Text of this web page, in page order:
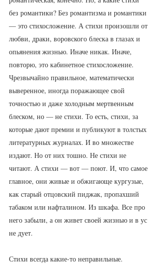
без романтики? Без романтизма и романтики
— это стихосложение. А стихи произошли от
любви, драки, воровского блеска в глазах и
опьянения жизнью. Иначе никак. Иначе,
повторю, это кабинетное стихосложение.
Чрезвычайно правильное, математически
выверенное, иногда поражающее свой
точностью и даже холодным мертвенным
блеском, но — не стихи. То есть, стихи, за
которые дают премии и публикуют в толстых
литературных журналах. И во множестве
издают. Но от них тошно. Не стихи не
читают. А стихи — вот — поют. И, что самое
главное, они живые и обжигающе кургузые,
как старый отцовский пиджак, пропахший
табаком или нафталином. Из шкафа. Все про
него забыли, а он живет своей жизнью и в ус
не дует.
Стихи всегда какие-то неправильные.